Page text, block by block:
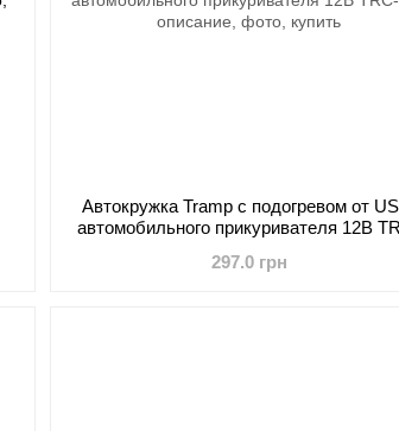
Автокружка Tramp с подогревом от
автомобильного прикуривателя 12В
297.0 грн